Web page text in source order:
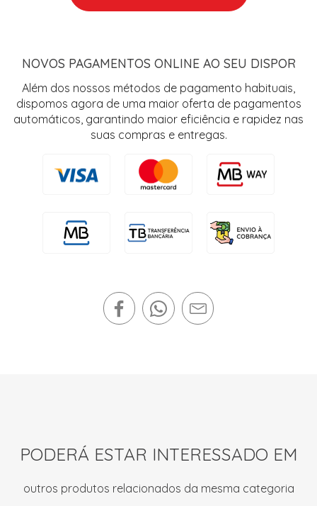
NOVOS PAGAMENTOS ONLINE AO SEU DISPOR
Além dos nossos métodos de pagamento habituais,
dispomos agora de uma maior oferta de pagamentos
automáticos, garantindo maior eficiência e rapidez nas
suas compras e entregas.
PODERÁ ESTAR INTERESSADO EM
outros produtos relacionados da mesma categoria